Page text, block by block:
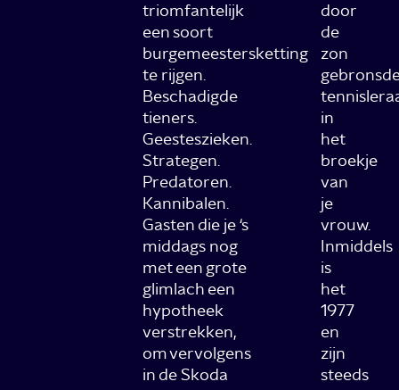
triomfantelijk
een soort
burgemeestersketting
te rijgen.
Beschadigde
tieners.
Geesteszieken.
Strategen.
Predatoren.
Kannibalen.
Gasten die je ‘s
middags nog
met een grote
glimlach een
hypotheek
verstrekken,
om vervolgens
in de Skoda
door
de
zon
in
het
broekje
van
je
vrouw.
Inmiddels
is
het
1977
en
zijn
steeds